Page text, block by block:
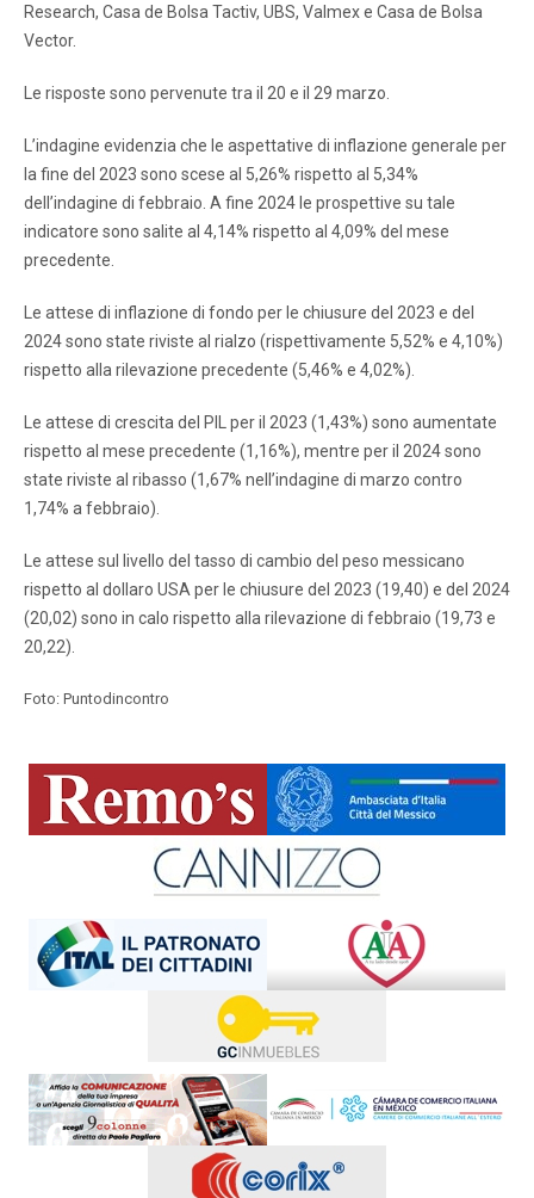
Research, Casa de Bolsa Tactiv, UBS, Valmex e Casa de Bolsa
Vector.
Le risposte sono pervenute tra il 20 e il 29 marzo.
L’indagine evidenzia che le aspettative di inflazione generale per
la fine del 2023 sono scese al 5,26% rispetto al 5,34%
dell’indagine di febbraio. A fine 2024 le prospettive su tale
indicatore sono salite al 4,14% rispetto al 4,09% del mese
precedente.
Le attese di inflazione di fondo per le chiusure del 2023 e del
2024 sono state riviste al rialzo (rispettivamente 5,52% e 4,10%)
rispetto alla rilevazione precedente (5,46% e 4,02%).
Le attese di crescita del PIL per il 2023 (1,43%) sono aumentate
rispetto al mese precedente (1,16%), mentre per il 2024 sono
state riviste al ribasso (1,67% nell’indagine di marzo contro
1,74% a febbraio).
Le attese sul livello del tasso di cambio del peso messicano
rispetto al dollaro USA per le chiusure del 2023 (19,40) e del 2024
(20,02) sono in calo rispetto alla rilevazione di febbraio (19,73 e
20,22).
Foto: Puntodincontro